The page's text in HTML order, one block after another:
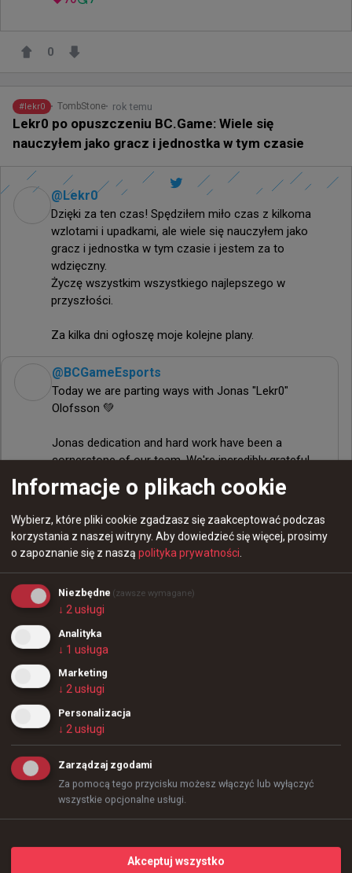
0
#lekr0 TombStone rok temu
Lekr0 po opuszczeniu BC.Game: Wiele się
nauczyłem jako gracz i jednostka w tym czasie
@Lekr0
Dzięki za ten czas! Spędziłem miło czas z kilkoma
wzlotami i upadkami, ale wiele się nauczyłem jako
gracz i jednostka w tym czasie i jestem za to
wdzięczny.
Życzę wszystkim wszystkiego najlepszego w
przyszłości.
Za kilka dni ogłoszę moje kolejne plany.
@BCGameEsports
Today we are parting ways with Jonas "Lekr0"
Olofsson 💚
Jonas dedication and hard work have been a
cornerstone of our team. We're incredibly grateful
for everything he’s contributed and wish him all the
best in his next chapter.
Thank you @Lekr0!  #BCGAME💚
+ 2
Informacje o plikach cookie
Wybierz, które pliki cookie zgadzasz się zaakceptować podczas
korzystania z naszej witryny. Aby dowiedzieć się więcej, prosimy
o zapoznanie się z naszą polityka prywatności.
Niezbędne (zawsze wymagane)
↓ 2usługi
Analityka
↓ 1 usługa
Marketing
↓ 2usługi
Personalizacja
↓ 2usługi
Zarządzaj zgodami
Za pomocą tego przycisku możesz włączyć lub wyłączyć
wszystkie opcjonalne usługi.
Akceptuj wszystko